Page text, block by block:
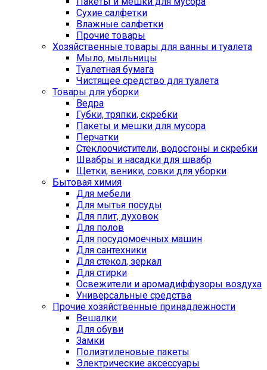
Сухие салфетки
Влажные салфетки
Прочие товары
Хозяйственные товары для ванны и туалета
Мыло, мыльницы
Туалетная бумага
Чистящее средство для туалета
Товары для уборки
Ведра
Губки, тряпки, скребки
Пакеты и мешки для мусора
Перчатки
Стеклоочистители, водосгоны и скребки
Швабры и насадки для швабр
Щетки, веники, совки для уборки
Бытовая химия
Для мебели
Для мытья посуды
Для плит, духовок
Для полов
Для посудомоечных машин
Для сантехники
Для стекол, зеркал
Для стирки
Освежители и аромадиффузоры воздуха
Универсальные средства
Прочие хозяйственные принадлежности
Вешалки
Для обуви
Замки
Полиэтиленовые пакеты
Электрические аксессуары